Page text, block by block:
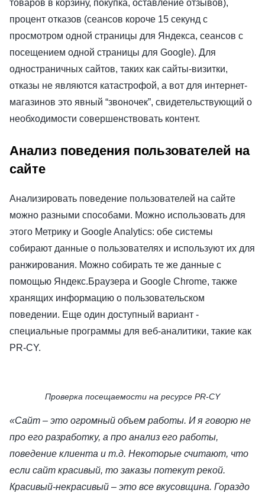
товаров в корзину, покупка, оставление отзывов),
процент отказов (сеансов короче 15 секунд с
просмотром одной страницы для Яндекса, сеансов с
посещением одной страницы для Google). Для
одностраничных сайтов, таких как сайты-визитки,
отказы не являются катастрофой, а вот для интернет-
магазинов это явный “звоночек”, свидетельствующий о
необходимости совершенствовать контент.
Анализ поведения пользователей на
сайте
Анализировать поведение пользователей на сайте
можно разными способами. Можно использовать для
этого Метрику и Google Analytics: обе системы
собирают данные о пользователях и используют их для
ранжирования. Можно собирать те же данные с
помощью Яндекс.Браузера и Google Chrome, также
хранящих информацию о пользовательском
поведении. Еще один доступный вариант -
специальные программы для веб-аналитики, такие как
PR-CY.
Проверка посещаемости на ресурсе PR-CY
«Сайт – это огромный объем работы. И я говорю не
про его разработку, а про анализ его работы,
поведение клиента и т.д. Некоторые считают, что
если сайт красивый, то заказы потекут рекой.
Красивый-некрасивый – это все вкусовщина. Гораздо